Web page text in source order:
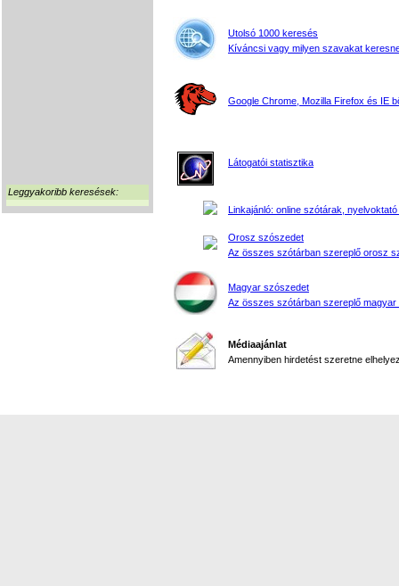
Leggyakoribb keresések:
Utolsó 1000 keresés
Kíváncsi vagy milyen szavakat
Google Chrome, Mozilla Firefox és IE
Látogatói statisztika
Linkajánló: online szótárak, nyelvoktató
Orosz szószedet
Az összes szótárban szereplő orosz
Magyar szószedet
Az összes szótárban szereplő magyar
Médiaajánlat
Amennyiben hirdetést szeretne